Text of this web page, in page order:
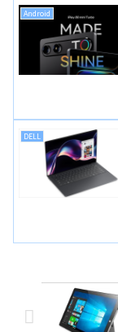
Android
DELL